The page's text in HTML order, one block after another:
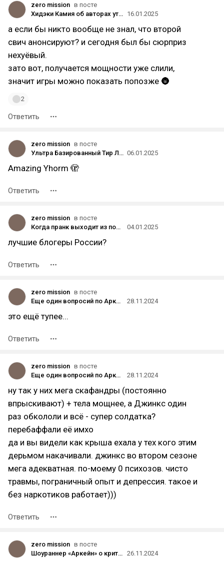
zero mission в посте
Хидэки Камия об авторах утечек о Switch 2: «Их следует облить дерьмом с головы до ног и выбросить за пределы атмосферы» 16.01.2025
а если бы никто вообще не знал, что второй
свич анонсируют? и сегодня был бы сюрприз
нехуёвый.
зато вот, получается мощности уже слили,
значит игры можно показать попозже 🌚
2
Ответить
zero mission в посте
Ультра Базированный Тир Лист Соулс Боссов 06.01.2025
Amazing Yhorm 🫣
Ответить
zero mission в посте
Когда пранк выходит из под контроля или iXBT.games теперь голубенькие
04.01.2025
лучшие блогеры России?
Ответить
zero mission в посте
Еще один вопросий по Аркейну, по ласт серии. На этот раз со спойлерами, осторожно.
28.11.2024
это ещё тупее...
Ответить
zero mission в посте
Еще один вопросий по Аркейну, по ласт серии. На этот раз со спойлерами, осторожно.
28.11.2024
ну так у них мега скафандры (постоянно
впрыскивают) + тела мощнее, а Джинкс один
раз обкололи и всё - супер солдатка?
перебаффали её имхо
да и вы видели как крыша ехала у тех кого этим
дерьмом накачивали. джинкс во втором сезоне
мега адекватная. по-моему 0 психозов. чисто
травмы, пограничный опыт и депрессия. такое и
без наркотиков работает)))
Ответить
zero mission в посте
Шоураннер «Аркейн» о критике темпа финала: «Меня это не радует, но я уважаю мнение этих людей» 26.11.2024